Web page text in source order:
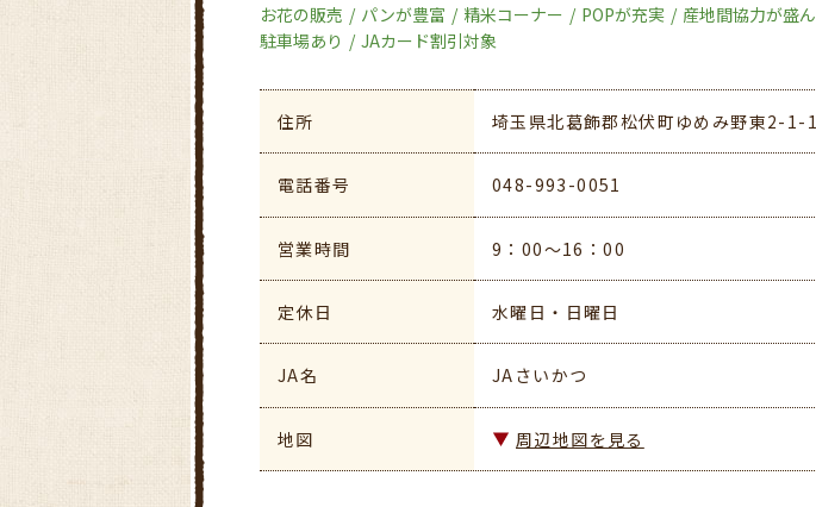
お花の販売
パンが豊富 精米コーナー POPが充実 産地間協力が盛ん
駐車場あり
JAカード割引対象
住所 埼玉県北葛飾郡松伏町ゆめみ野東2-1-1
電話番号 048-993-0051
営業時間 9：00～16：00
定休日 水曜日・日曜日
JA名 JAさいかつ
地図 周辺地図を見る